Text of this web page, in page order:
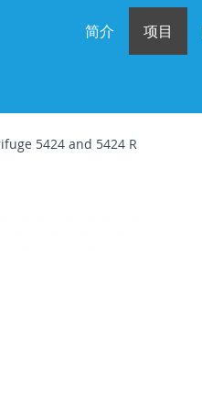
简介 项目
5424 and 5424 R